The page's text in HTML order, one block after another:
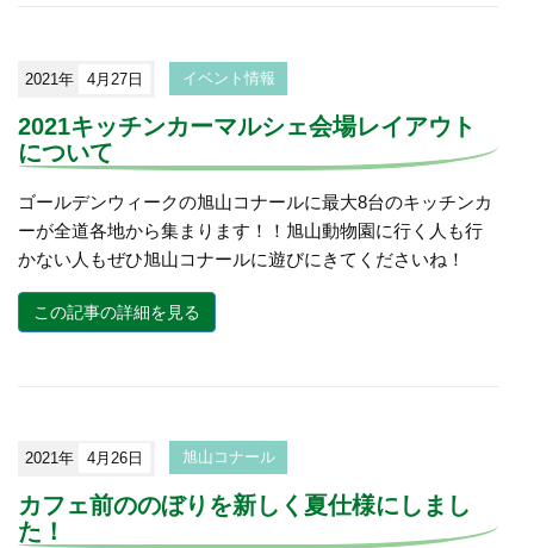
2021年 4月27日 イベント情報
2021キッチンカーマルシェ会場レイアウト
について
ゴールデンウィークの旭山コナールに最大8台のキッチンカ
ーが全道各地から集まります！！旭山動物園に行く人も行
かない人もぜひ旭山コナールに遊びにきてくださいね！
この記事の詳細を見る
2021年 4月26日 旭山コナール
カフェ前ののぼりを新しく夏仕様にしまし
た！